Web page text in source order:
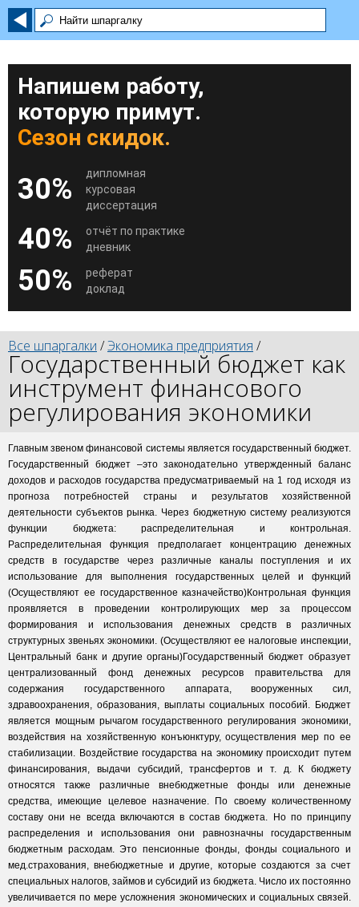
Напишем работу,
которую примут.
Сезон скидок.
30%
дипломная
курсовая
диссертация
40%
отчёт по практике
дневник
50%
реферат
доклад
Все шпаргалки /Экономика предприятия /
Государственный бюджет как
инструмент финансового
регулирования экономики
Главным звеном финансовой системы является государственный бюджет.
Государственный бюджет –это законодательно утвержденный баланс
доходов и расходов государства предусматриваемый на 1 год исходя из
прогноза потребностей страны и результатов хозяйственной
деятельности субъектов рынка. Через бюджетную систему реализуются
функции бюджета: распределительная и контрольная.
Распределительная функция предполагает концентрацию денежных
средств в государстве через различные каналы поступления и их
использование для выполнения государственных целей и функций
(Осуществляют ее государственное казначейство)Контрольная функция
проявляется в проведении контролирующих мер за процессом
формирования и использования денежных средств в различных
структурных звеньях экономики. (Осуществляют ее налоговые инспекции,
Центральный банк и другие органы)Государственный бюджет образует
централизованный фонд денежных ресурсов правительства для
содержания государственного аппарата, вооруженных сил,
здравоохранения, образования, выплаты социальных пособий. Бюджет
является мощным рычагом государственного регулирования экономики,
воздействия на хозяйственную конъюнктуру, осуществления мер по ее
стабилизации. Воздействие государства на экономику происходит путем
финансирования, выдачи субсидий, трансфертов и т. д. К бюджету
относятся также различные внебюджетные фонды или денежные
средства, имеющие целевое назначение. По своему количественному
составу они не всегда включаются в состав бюджета. Но по принципу
распределения и использования они равнозначны государственным
бюджетным расходам. Это пенсионные фонды, фонды социального и
мед.страхования, внебюджетные и другие, которые создаются за счет
специальных налогов, займов и субсидий из бюджета. Число их постоянно
увеличивается по мере усложнения экономических и социальных связей.